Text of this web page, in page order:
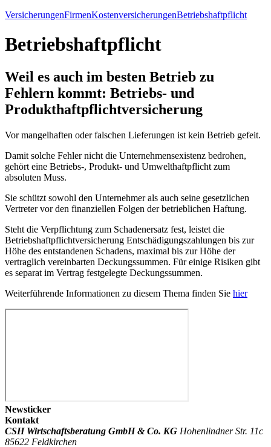
VersicherungenFirmenKostenversicherungenBetriebshaftpflicht
Betriebshaftpflicht
Weil es auch im besten Betrieb zu
Fehlern kommt: Betriebs- und
Produkthaftpflichtversicherung
Vor mangelhaften oder falschen Lieferungen ist kein Betrieb gefeit.
Damit solche Fehler nicht die Unternehmensexistenz bedrohen,
gehört eine Betriebs-, Produkt- und Umwelthaftpflicht zum
absoluten Muss.
Sie schützt sowohl den Unternehmer als auch seine gesetzlichen
Vertreter vor den finanziellen Folgen der betrieblichen Haftung.
Steht die Verpflichtung zum Schadenersatz fest, leistet die
Betriebshaftpflichtversicherung Entschädigungszahlungen bis zur
Höhe des entstandenen Schadens, maximal bis zur Höhe der
vertraglich vereinbarten Deckungssummen. Für einige Risiken gibt
es separat im Vertrag festgelegte Deckungssummen.
Weiterführende Informationen zu diesem Thema finden Sie hier
Newsticker
Kontakt
CSH Wirtschaftsberatung GmbH & Co. KG Hohenlindner Str. 11c
85622 Feldkirchen